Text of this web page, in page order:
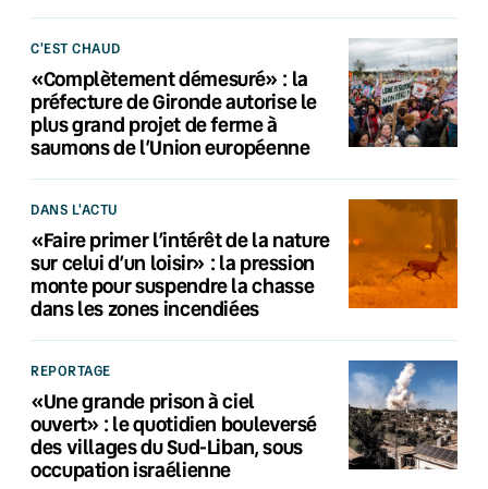
C'EST CHAUD
«Complètement démesuré» : la
préfecture de Gironde autorise le
plus grand projet de ferme à
saumons de l’Union européenne
DANS L'ACTU
«Faire primer l’intérêt de la nature
sur celui d’un loisir» : la pression
monte pour suspendre la chasse
dans les zones incendiées
REPORTAGE
«Une grande prison à ciel
ouvert» : le quotidien bouleversé
des villages du Sud-Liban, sous
occupation israélienne